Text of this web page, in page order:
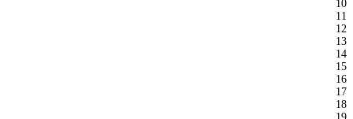
10
11
12
13
14
15
16
17
18